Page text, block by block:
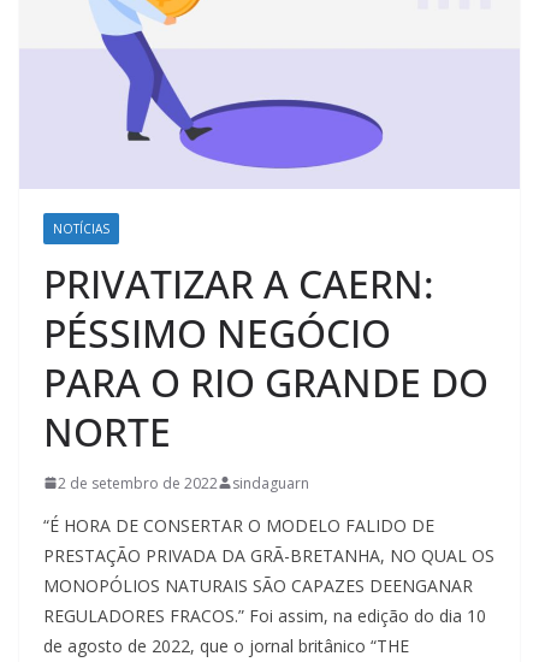
NOTÍCIAS
PRIVATIZAR A CAERN:
PÉSSIMO NEGÓCIO
PARA O RIO GRANDE DO
NORTE
2 de setembro de 2022 sindaguarn
“É HORA DE CONSERTAR O MODELO FALIDO DE
PRESTAÇÃO PRIVADA DA GRÃ-BRETANHA, NO QUAL OS
MONOPÓLIOS NATURAIS SÃO CAPAZES DEENGANAR
REGULADORES FRACOS.” Foi assim, na edição do dia 10
de agosto de 2022, que o jornal britânico “THE